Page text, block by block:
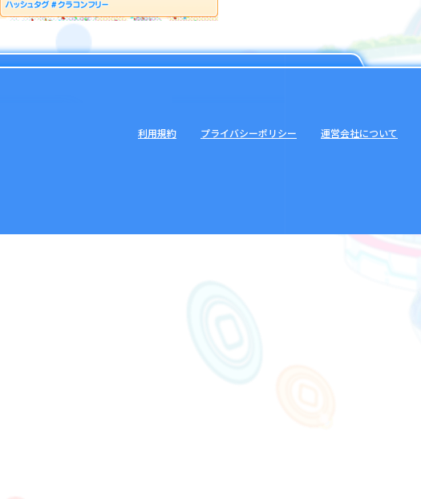
利用規約 プライバシーポリシー 運営会社について